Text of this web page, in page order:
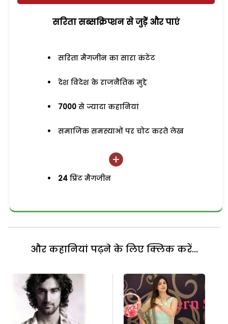
सरिता सब्सक्रिप्शन से जुड़ेें और पाएं
सरिता मैगजीन का सारा कंटेंट
देश विदेश के राजनैतिक मुद्दे
7000 से ज्यादा कहानियां
समाजिक समस्याओं पर चोट करते लेख
24 प्रिंट मैगजीन
और कहानियां पढ़ने के लिए क्लिक करें...